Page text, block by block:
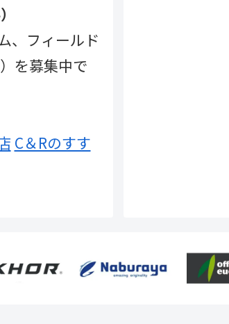
、フィールド
を募集中で
C＆Rのすす